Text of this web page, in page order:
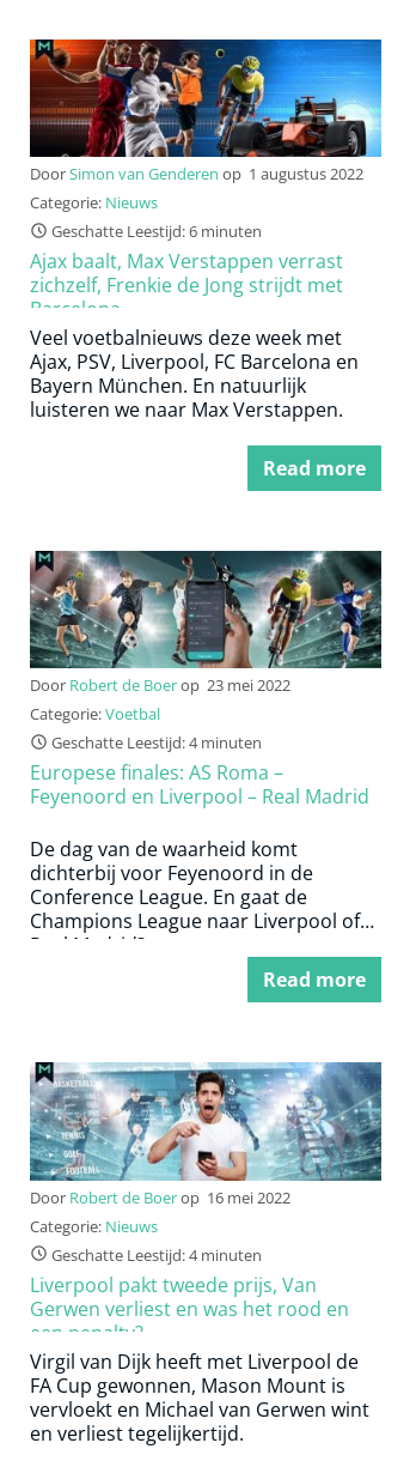
DoorSimon van Genderen op 1 augustus 2022
Categorie: Nieuws
Geschatte Leestijd: 6 minuten
Ajax baalt, Max Verstappen verrast
zichzelf, Frenkie de Jong strijdt met
Barcelona
Veel voetbalnieuws deze week met
Ajax, PSV, Liverpool, FC Barcelona en
Bayern München. En natuurlijk
luisteren we naar Max Verstappen.
Read more
Door Robert de Boerop 23 mei 2022
Categorie:Voetbal
Geschatte Leestijd: 4 minuten
Europese finales: AS Roma –
Feyenoord en Liverpool – Real Madrid
De dag van de waarheid komt
dichterbij voor Feyenoord in de
Conference League. En gaat de
Champions League naar Liverpool of
Real Madrid?
Read more
Door Robert de Boerop 16 mei 2022
Categorie: Nieuws
Geschatte Leestijd: 4 minuten
Liverpool pakt tweede prijs, Van
Gerwen verliest en was het rood en
een penalty?
Virgil van Dijk heeft met Liverpool de
FA Cup gewonnen, Mason Mount is
vervloekt en Michael van Gerwen wint
en verliest tegelijkertijd.